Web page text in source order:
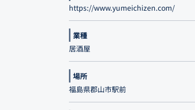
https://www.yumeichizen.com/
業種
居酒屋
場所
福島県郡山市駅前